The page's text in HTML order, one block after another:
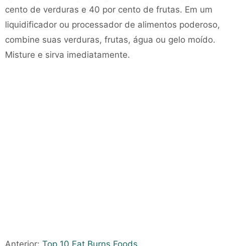
cento de verduras e 40 por cento de frutas. Em um
liquidificador ou processador de alimentos poderoso,
combine suas verduras, frutas, água ou gelo moído.
Misture e sirva imediatamente.
Anterior: Top 10 Fat Burns Foods